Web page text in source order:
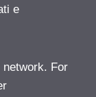
e
For